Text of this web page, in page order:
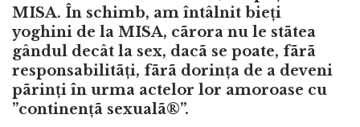
MISA. În schimb, am întâlnit bieți
yoghini de la MISA, cãrora nu le stãtea
gândul decât la sex, dacã se poate, fãrã
responsabilitãți, fãrã dorința de a deveni
pãrinți în urma actelor lor amoroase cu
”continențã sexualã®”.